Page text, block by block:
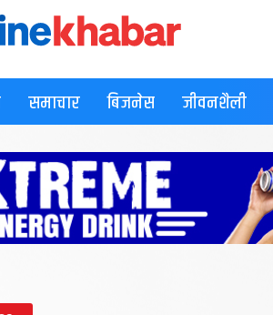
समाचार बिजनेस जीवनशैली